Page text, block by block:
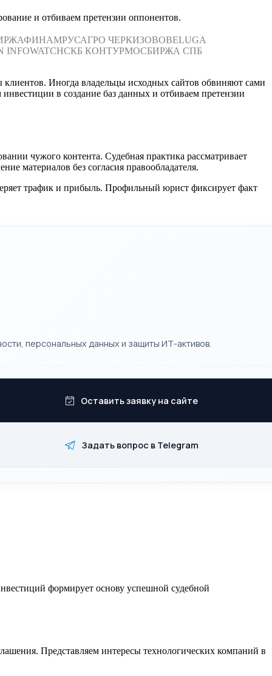
и отбиваем претензии оппонентов.
ФИНАМРУСАГРО ЧЕРКИЗОВОBELUGA
INFOWATCHСКБ КОНТУРМОСБИРЖА СПБ
Иногда владельцы исходных сайтов обвиняют сами
в создание баз данных и отбиваем претензии
чужого контента. Судебная практика рассматривает
материалов без согласия правообладателя.
трафик и прибыль. Профильный юрист фиксирует факт
персональных данных и защиты ИТ-активов.
Оставить заявку на сайте
Задать вопрос в Telegram
формирует основу успешной судебной
Представляем интересы технологических компаний в